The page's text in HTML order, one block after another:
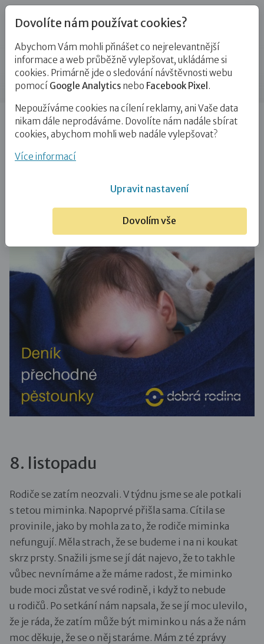
Blog
Příspěvek
Úvod Blog PPPD
Deník přechodné pěstounky (11):
Půjde miminko k tetě?…
Deník přechodné pěstounky (11):
16. 11. 2017 PPPD
8. listopadu
Rodiče se zatím neozvali. V týdnu jsme se ale potkali
s tetou miminka. Napoprvé přišla sama. Cítila se
provinile, jako by mohla za to, že rodiče miminka
nefungují. Měla strach, že se budeme i na ni koukat
skrz prsty. Snažili jsme se jí dát najevo, že to takhle
vůbec nevnímáme a že máme radost, že miminko
bude moci zůstat ve své rodině, i když to nebude
u rodičů. Po setkání nám napsala, že se jí moc ulevilo,
že je ráda, že zatím může být miminko u nás a že nám
moc děkuje, že se o něj staráme. Mám z té zprávy
Dovolíte nám používat cookies?
Abychom Vám mohli přinášet co nejrelevantnější
informace a web průběžně vylepšovat, ukládáme si
cookies. Primárně jde o sledování návštěvnosti webu
pomocí Google Analytics nebo Facebook Pixel .
Nepoužíváme cookies na cílení reklamy, ani Vaše data
nikam dále neprodáváme. Dovolíte nám nadále sbírat
cookies, abychom mohli web nadále vylepšovat?
Více informací
Upravit nastavení
Dovolím vše